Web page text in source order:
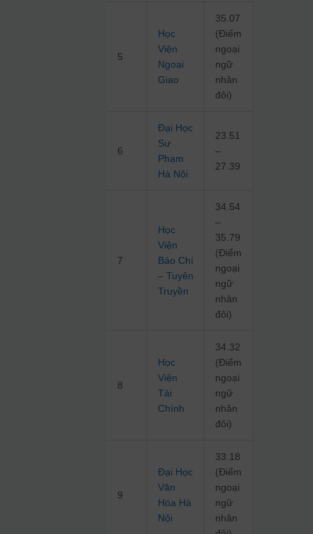
5
Học
Viện
Ngoại
Giao
35.07
(Điểm
ngoại
ngữ
nhân
đôi)
6
Đại Học
Sư
Phạm
Hà Nội
23.51
–
27.39
7
Học
Viện
Báo Chí
– Tuyên
Truyền
34.54
–
35.79
(Điểm
ngoại
ngữ
nhân
đôi)
8
Học
Viện
Tài
Chính
34.32
(Điểm
ngoại
ngữ
nhân
đôi)
9
Đại Học
Văn
Hóa Hà
Nội
33.18
(Điểm
ngoại
ngữ
nhân